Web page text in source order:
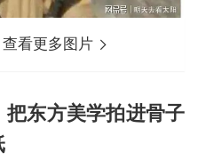
看更多图片
东方美学拍进骨子